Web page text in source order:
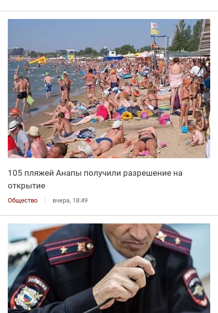
105 пляжей Анапы получили разрешение на
открытие
Общество вчера, 18:49